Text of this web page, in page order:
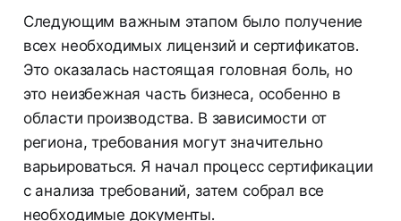
Следующим важным этапом было получение
всех необходимых лицензий и сертификатов.
Это оказалась настоящая головная боль, но
это неизбежная часть бизнеса, особенно в
области производства. В зависимости от
региона, требования могут значительно
варьироваться. Я начал процесс сертификации
с анализа требований, затем собрал все
необходимые документы.